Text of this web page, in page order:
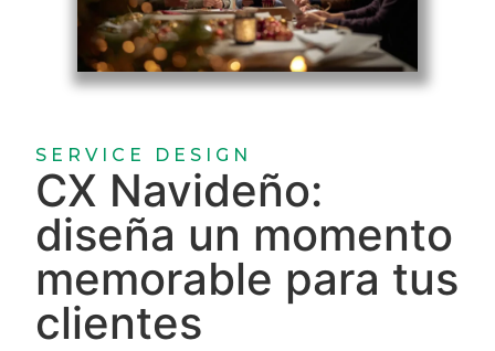
SERVICE DESIGN
CX Navideño:
diseña un momento
memorable para tus
clientes